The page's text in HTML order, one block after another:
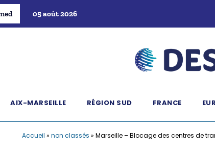
05 août 2026
AIX-MARSEILLE RÉGION SUD FRANCE
Accueil » non classés » Marseille – Blocage des centres de